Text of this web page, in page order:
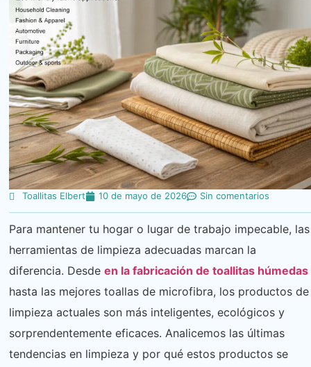
Toallitas Elbert 10 de mayo de 2026 Sin comentarios
Para mantener tu hogar o lugar de trabajo impecable, las
herramientas de limpieza adecuadas marcan la
diferencia. Desde en la fabricación de toallitas húmedas
hasta las mejores toallas de microfibra, los productos de
limpieza actuales son más inteligentes, ecológicos y
sorprendentemente eficaces. Analicemos las últimas
tendencias en limpieza y por qué estos productos se